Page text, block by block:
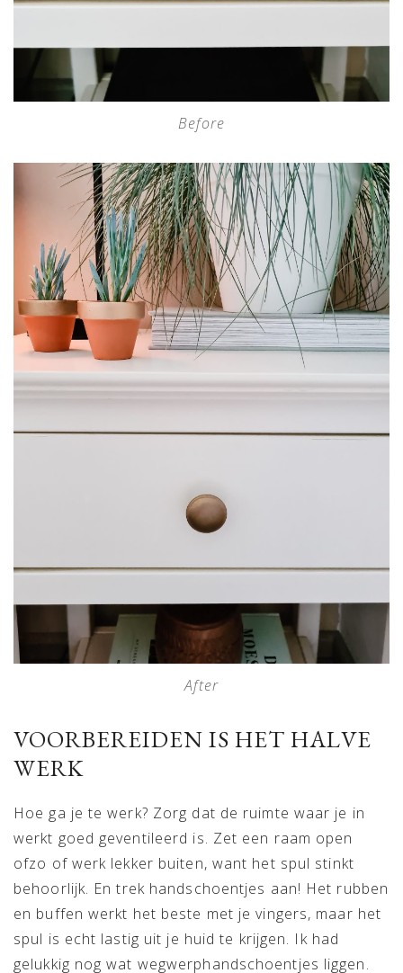
Before
After
VOORBEREIDEN IS HET HALVE
WERK
Hoe ga je te werk? Zorg dat de ruimte waar je in
werkt goed geventileerd is. Zet een raam open
ofzo of werk lekker buiten, want het spul stinkt
behoorlijk. En trek handschoentjes aan! Het rubben
en buffen werkt het beste met je vingers, maar het
spul is echt lastig uit je huid te krijgen. Ik had
gelukkig nog wat wegwerphandschoentjes liggen.